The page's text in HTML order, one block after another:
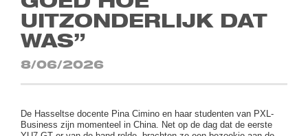
UITZONDERLIJK DAT
WAS”
8/06/2026
De Hasseltse docente Pina Cimino en haar studenten van PXL-
Business zijn momenteel in China. Net op de dag dat de eerste